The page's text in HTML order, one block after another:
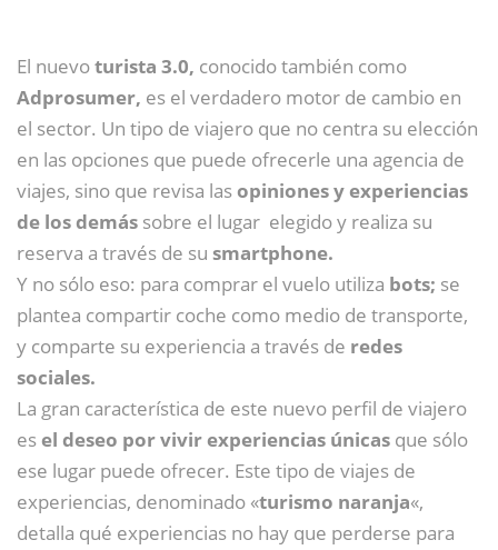
El nuevoturista 3.0, conocido también como
Adprosumer, es el verdadero motor de cambio en
el sector. Un tipo de viajero que no centra su elección
en las opciones que puede ofrecerle una agencia de
viajes, sino que revisa lasopiniones y experiencias
de los demás sobre el lugar elegido y realiza su
reserva a través de su smartphone.
Y no sólo eso: para comprar el vuelo utiliza bots; se
plantea compartir coche como medio de transporte,
y comparte su experiencia a través de redes
sociales.
La gran característica de este nuevo perfil de viajero
esel deseo por vivir experiencias únicas que sólo
ese lugar puede ofrecer. Este tipo de viajes de
experiencias, denominado «turismo naranja«,
detalla qué experiencias no hay que perderse para